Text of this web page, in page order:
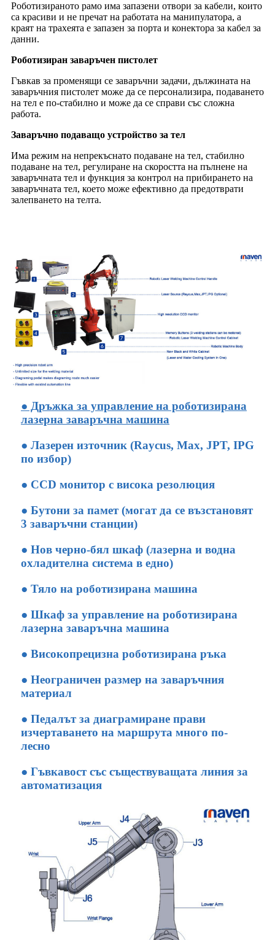
Роботизираното рамо има запазени отвори за кабели, които
са красиви и не пречат на работата на манипулатора, а
краят на трахеята е запазен за порта и конектора за кабел за
данни.
Роботизиран заваръчен пистолет
Гъвкав за променящи се заваръчни задачи, дължината на
заваръчния пистолет може да се персонализира, подаването
на тел е по-стабилно и може да се справи със сложна
работа.
Заваръчно подаващо устройство за тел
Има режим на непрекъснато подаване на тел, стабилно
подаване на тел, регулиране на скоростта на пълнене на
заваръчната тел и функция за контрол на прибирането на
заваръчната тел, което може ефективно да предотврати
залепването на телта.
● Дръжка за управление на роботизирана
лазерна заваръчна машина
● Лазерен източник (Raycus, Max, JPT, IPG
по избор)
● CCD монитор с висока резолюция
● Бутони за памет (могат да се възстановят
3 заваръчни станции)
● Нов черно-бял шкаф (лазерна и водна
охладителна система в едно)
● Тяло на роботизирана машина
● Шкаф за управление на роботизирана
лазерна заваръчна машина
● Високопрецизна роботизирана ръка
● Неограничен размер на заваръчния
материал
● Педалът за диаграмиране прави
изчертаването на маршрута много по-
лесно
● Гъвкавост със съществуващата линия за
автоматизация